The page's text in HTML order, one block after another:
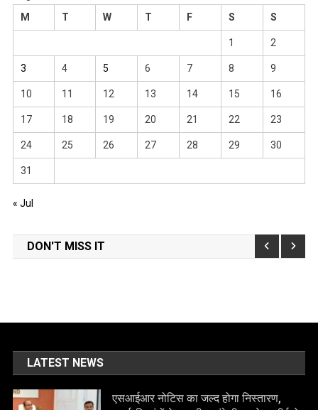
M
T W T F S S
1 2
3 4 5 6 7 8 9
10 11 12 13 14 15 16
17 18 19 20 21 22 23
24 25 26 27 28 29 30
31
« Jul
DON'T MISS IT
LATEST NEWS
एसआईआर नोटिस का जल्द होगा निस्तारण,